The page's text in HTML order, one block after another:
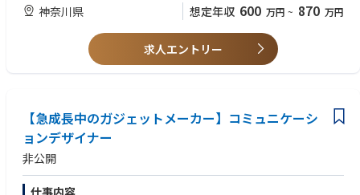
弁護士・司法書士・行政書士等との連携
法務業務のプロセス設計、体制構築
必要な社内ルール・規程の整備
【求める人物像】
社内外関係者を尊重しながら、法務観点を踏まえて会社を前に進めるため
の調整・提案ができる方で、以下のようなスタンスをお持ちの方を求めて
・新しいことに果敢に挑戦する意欲を持たれた方
神奈川県 想定年収 600 万円 ~ 870 万円
求人エントリー
【急成長中のガジェットメーカー】コミュニケーシ
ョンデザイナー
非公開